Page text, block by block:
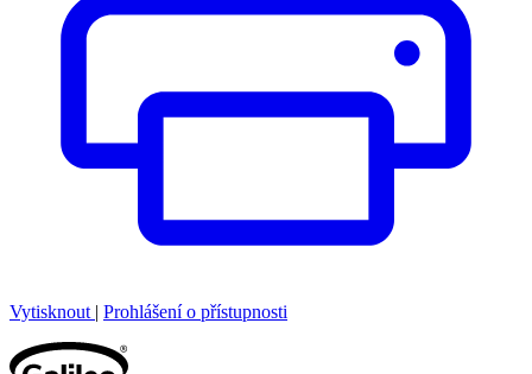
Vytisknout | Prohlášení o přístupnosti